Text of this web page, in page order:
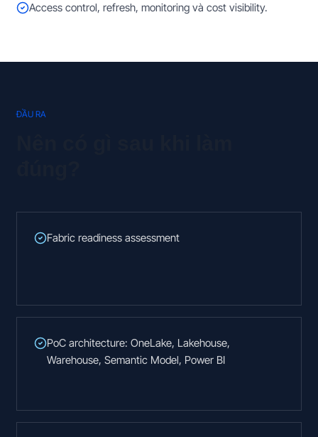
Access control, refresh, monitoring và cost visibility.
ĐẦU RA
Fabric readiness assessment
PoC architecture: OneLake, Lakehouse,
Warehouse, Semantic Model, Power BI